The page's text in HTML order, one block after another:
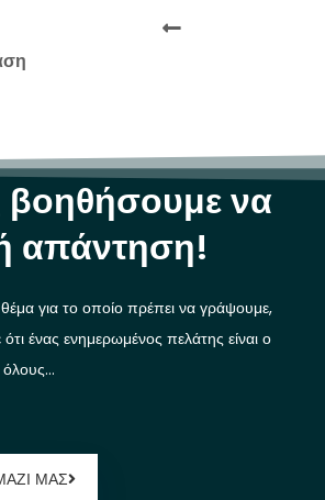
να
απάντηση!
για το οποίο πρέπει να γράψουμε,
ένας ενημερωμένος πελάτης είναι ο
ΜΑΣ